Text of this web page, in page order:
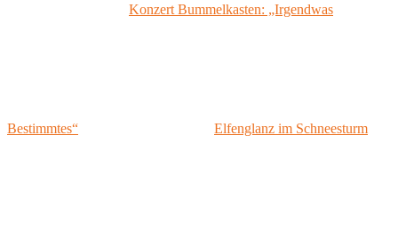
Konzert Bummelkasten: „Irgendwas
Bestimmtes“ Elfenglanz im Schneesturm